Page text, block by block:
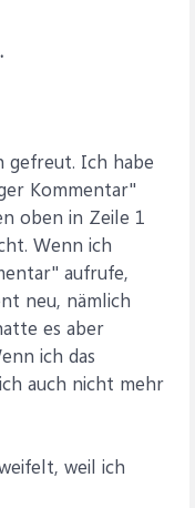
gefreut. Ich habe
Kommentar"
oben in Zeile 1
Wenn ich
aufrufe,
neu, nämlich
es aber
ich das
auch nicht mehr
weil ich